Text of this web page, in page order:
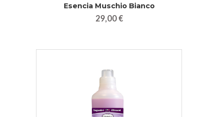
Esencia Muschio Bianco
29,00 €